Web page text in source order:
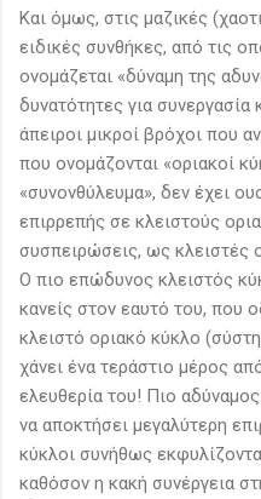
Και όμως, στις μαζικές
ειδικές συνθήκες, από τις
ονομάζεται «δύναμη της
δυνατότητες για συνεργασία
άπειροι μικροί βρόχοι που
που ονομάζονται «οριακοί
«συνονθύλευμα», δεν έχει
επιρρεπής σε κλειστούς
συσπειρώσεις, ως
Ο πιο επώδυνος κλειστός
κανείς στον εαυτό του, που
κλειστό οριακό κύκλο
χάνει ένα τεράστιο μέρος
ελευθερία του! Πιο
να αποκτήσει μεγαλύτερη
κύκλοι συνήθως
καθόσον η κακή συνέργεια